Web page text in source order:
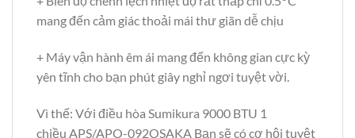
mang đến cảm giác thoải mái thư giãn dễ chịu
+ Máy vận hành êm ái mang đến không gian cực kỳ
yên tĩnh cho bạn phút giây nghỉ ngơi tuyệt vời.
Vì thế: Với điều hòa Sumikura 9000 BTU 1
chiều APS/APO-092OSAKA Bạn sẽ có cơ hội tuyệt